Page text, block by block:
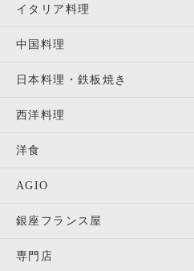
イタリア料理
中国料理
日本料理・鉄板焼き
西洋料理
洋食
AGIO
銀座フランス屋
専門店